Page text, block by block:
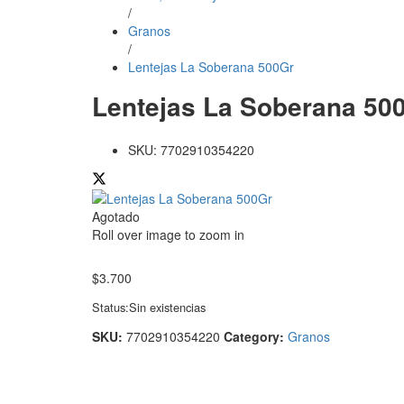
/
Granos
/
Lentejas La Soberana 500Gr
Lentejas La Soberana
SKU: 7702910354220
Agotado
Roll over image to zoom in
$3.700
Status:Sin existencias
SKU: 7702910354220 Category: Granos